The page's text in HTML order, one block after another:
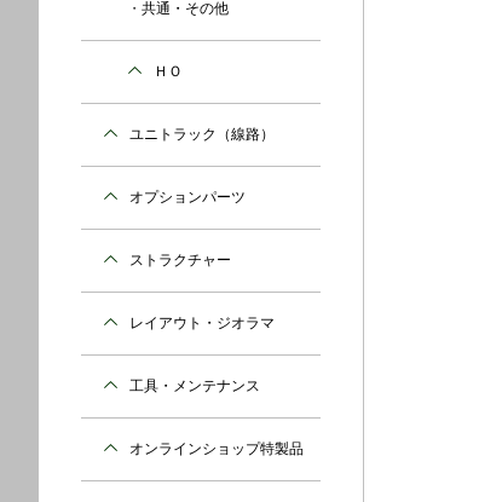
共通・その他
ＨＯ
ユニトラック（線路）
オプションパーツ
ストラクチャー
レイアウト・ジオラマ
工具・メンテナンス
オンラインショップ特製品